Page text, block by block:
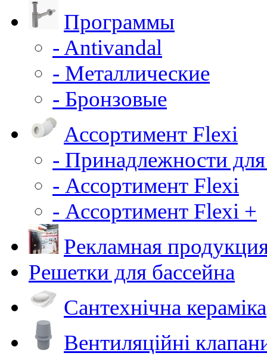
Программы
- Antivandal
- Металлические
- Бронзовые
Ассортимент Flexi
- Принадлежности
- Ассортимент Flexi
- Ассортимент Flexi +
Рекламная
Решетки для бассейна
Сантехнічна кераміка
Вентиляційні